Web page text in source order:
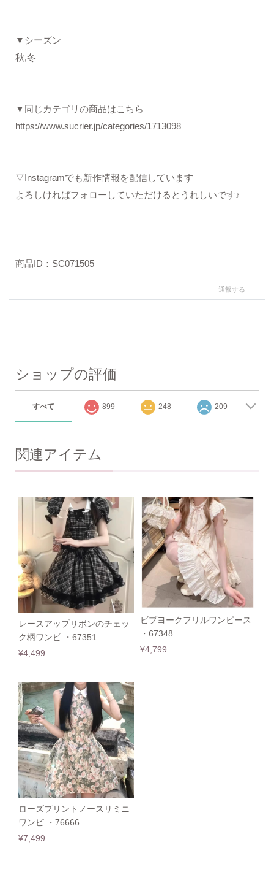
▼シーズン
秋,冬
▼同じカテゴリの商品はこちら
https://www.sucrier.jp/categories/1713098
▽Instagramでも新作情報を配信しています
よろしければフォローしていただけるとうれしいです♪
商品ID：SC071505
通報する
ショップの評価
すべて 899 248 209
関連アイテム
レースアップリボンのチェッ
ク柄ワンピ ・67351
¥4,499
ビブヨークフリルワンピース
・67348
¥4,799
ローズプリントノースリミニ
ワンピ ・76666
¥7,499